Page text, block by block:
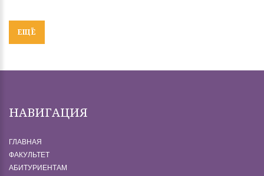
ЕЩЁ
НАВИГАЦИЯ
ГЛАВНАЯ
ФАКУЛЬТЕТ
АБИТУРИЕНТАМ